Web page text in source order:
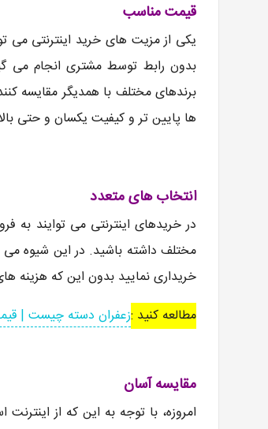
قیمت مناسب
یکی از مزیت های خرید اینترنتی می
بدون رابط توسط مشتری انجام می
برندهای مختلف با همدیگر مقایسه
ها پایین تر و کیفیت یکسان و حتی
انتخاب های متعدد
در خریدهای اینترنتی می توایند به
مختلف داشته باشید. در این شیوه می
خریداری نمایید بدون این که هزینه
مطالعه کنید :زعفران دسته چیست |
مقایسه آسان
امروزه، با توجه به این که از